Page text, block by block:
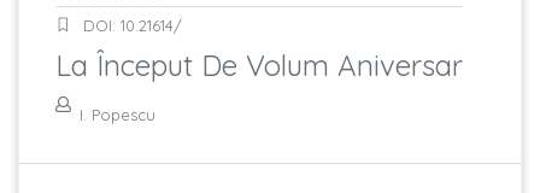
DOI: 10.21614/
La Început De Volum Aniversar
I. Popescu